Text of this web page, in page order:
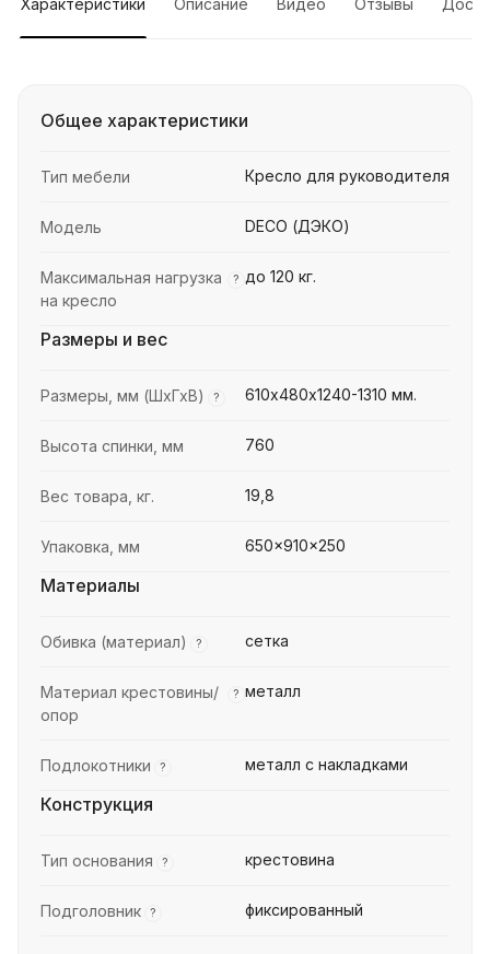
Характеристики Описание Видео Отзывы
Общее характеристики
Тип мебели Кресло для руководителя
Модель DECO (ДЭКО)
Максимальная нагрузка
на кресло
? до 120 кг.
Размеры и вес
Размеры, мм (ШхГхВ) ? 610х480х1240-1310 мм.
Высота спинки, мм 760
Вес товара, кг. 19,8
Упаковка, мм 650x910x250
Материалы
Обивка (материал) ? сетка
Материал крестовины/
опор
? металл
Подлокотники ? металл с накладками
Конструкция
Тип основания ? крестовина
Подголовник ? фиксированный